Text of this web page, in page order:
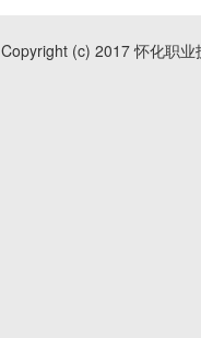
Copyright (c) 2017 怀化职